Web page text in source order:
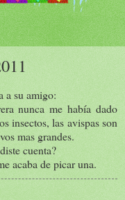
a su amigo:
nunca me había dado
insectos, las avispas son
mas grandes.
cuenta?
acaba de picar una.